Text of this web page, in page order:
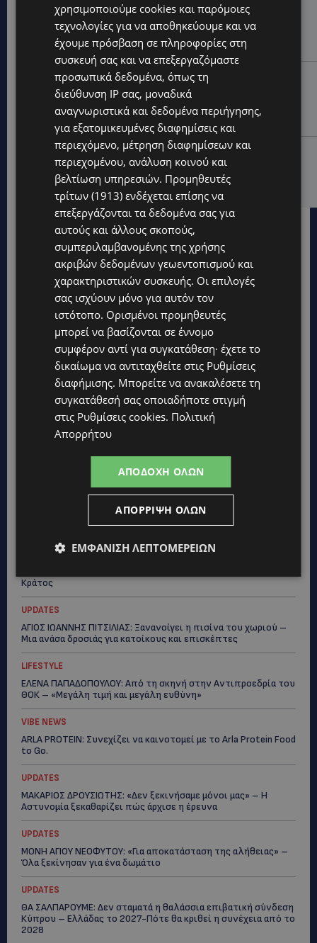
ΑΓΙΟΣ ΙΩΑΝΝΗΣ ΠΙΤΣΙΛΙΑΣ: Ξανανοίγει η πισίνα του
χωριού – Μια ανάσα δροσιάς για κατοίκους και
επισκέπτες
LIFESTYLE
ΕΛΕΝΑ ΠΑΠΑΔΟΠΟΥΛΟΥ: Από τη σκηνή στην
Αντιπροεδρία του ΘΟΚ – «Μεγάλη τιμή και μεγάλη
ευθύνη»
VIBE NEWS
ARLA PROTEIN: Συνεχίζει να καινοτομεί με το Arla
Protein Food to Go.
Topics
ΦΕΙΔΙΑΣ ΠΑΝΑΓΙΩΤΟΥ: Η εμφάνισή του στην εκδήλωση για
Ισαάκ και Σολωμού προκάλεσε αντιδράσεις – «Ασέβεια προς
τους νεκρούς»-(Φώτο)
UPDATES
Κράτος
UPDATES
ΑΓΙΟΣ ΙΩΑΝΝΗΣ ΠΙΤΣΙΛΙΑΣ: Ξανανοίγει η πισίνα του χωριού –
Μια ανάσα δροσιάς για κατοίκους και επισκέπτες
LIFESTYLE
ΕΛΕΝΑ ΠΑΠΑΔΟΠΟΥΛΟΥ: Από τη σκηνή στην Αντιπροεδρία του
ΘΟΚ – «Μεγάλη τιμή και μεγάλη ευθύνη»
VIBE NEWS
ARLA PROTEIN: Συνεχίζει να καινοτομεί με το Arla Protein Food
to Go.
UPDATES
ΜΑΚΑΡΙΟΣ ΔΡΟΥΣΙΩΤΗΣ: «Δεν ξεκινήσαμε μόνοι μας» – Η
Αστυνομία ξεκαθαρίζει πώς άρχισε η έρευνα
UPDATES
ΜΟΝΗ ΑΓΙΟΥ ΝΕΟΦΥΤΟΥ: «Για αποκατάσταση της αλήθειας» –
Όλα ξεκίνησαν για ένα δωμάτιο
UPDATES
ΘΑ ΣΑΛΠΑΡΟΥΜΕ: Δεν σταματά η θαλάσσια επιβατική σύνδεση
Κύπρου – Ελλάδας το 2027-Πότε θα κριθεί η συνέχεια από το
2028
χρησιμοποιούμε cookies και παρόμοιες
τεχνολογίες για να αποθηκεύουμε και να
έχουμε πρόσβαση σε πληροφορίες στη
συσκευή σας και να επεξεργαζόμαστε
προσωπικά δεδομένα, όπως τη
διεύθυνση IP σας, μοναδικά
αναγνωριστικά και δεδομένα περιήγησης,
για εξατομικευμένες διαφημίσεις και
περιεχόμενο, μέτρηση διαφημίσεων και
περιεχομένου, ανάλυση κοινού και
βελτίωση υπηρεσιών. Προμηθευτές
τρίτων (1913) ενδέχεται επίσης να
επεξεργάζονται τα δεδομένα σας για
αυτούς και άλλους σκοπούς,
συμπεριλαμβανομένης της χρήσης
ακριβών δεδομένων γεωεντοπισμού και
χαρακτηριστικών συσκευής. Οι επιλογές
σας ισχύουν μόνο για αυτόν τον
ιστότοπο. Ορισμένοι προμηθευτές
μπορεί να βασίζονται σε έννομο
συμφέρον αντί για συγκατάθεση· έχετε το
δικαίωμα να αντιταχθείτε στις Ρυθμίσεις
διαφήμισης. Μπορείτε να ανακαλέσετε τη
συγκατάθεσή σας οποιαδήποτε στιγμή
στις Ρυθμίσεις cookies. Πολιτική
Απορρήτου
ΑΠΟΔΟΧΉ ΌΛΩΝ
ΑΠΌΡΡΙΨΗ ΌΛΩΝ
ΕΜΦΆΝΙΣΗ ΛΕΠΤΟΜΕΡΕΙΏΝ